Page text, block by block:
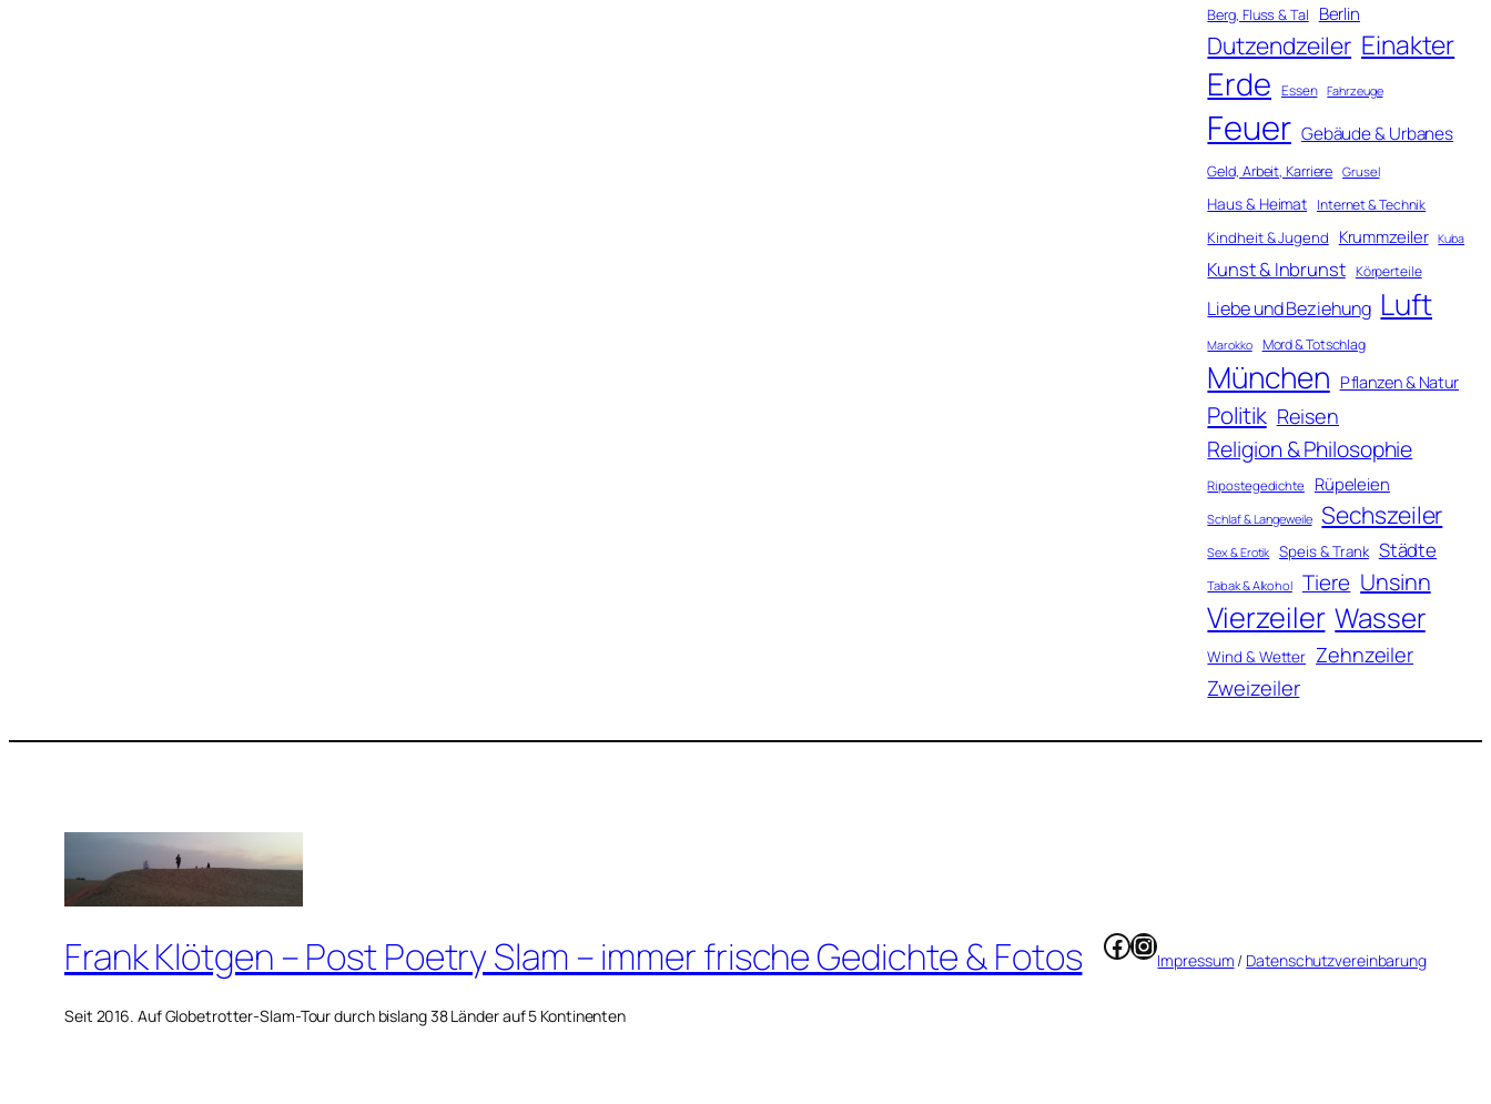
Berg, Fluss & Tal Berlin
Dutzendzeiler Einakter
Erde Essen Fahrzeuge
Feuer Gebäude & Urbanes
Geld, Arbeit, Karriere Grusel
Haus & Heimat Internet & Technik
Kindheit & Jugend Krummzeiler Kuba
Kunst & Inbrunst Körperteile
Liebe und Beziehung Luft
Marokko Mord & Totschlag
München Pflanzen & Natur
Politik Reisen
Religion & Philosophie
Ripostegedichte Rüpeleien
Schlaf & Langeweile Sechszeiler
Sex & Erotik Speis & Trank Städte
Tabak & Alkohol Tiere Unsinn
Vierzeiler Wasser
Wind & Wetter Zehnzeiler
Zweizeiler
Frank Klötgen – Post Poetry Slam – immer frische Gedichte & Fotos
Seit 2016. Auf Globetrotter-Slam-Tour durch bislang 38 Länder auf 5 Kontinenten
Facebook
Instagram
Impressum / Datenschutzvereinbarung